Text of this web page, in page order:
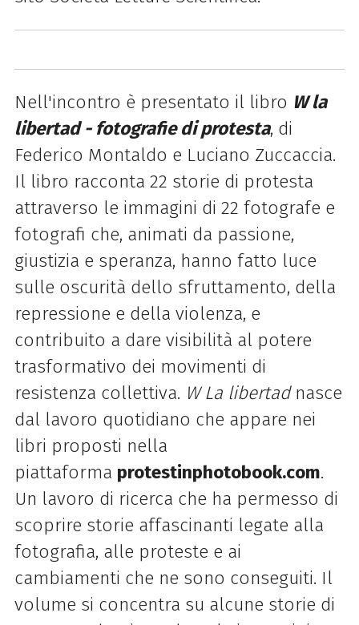
Nell'incontro è presentato il libro W la
libertad - fotografie di protesta, di
Federico Montaldo e Luciano Zuccaccia.
Il libro racconta 22 storie di protesta
attraverso le immagini di 22 fotografe e
fotografi che, animati da passione,
giustizia e speranza, hanno fatto luce
sulle oscurità dello sfruttamento, della
repressione e della violenza, e
contribuito a dare visibilità al potere
trasformativo dei movimenti di
resistenza collettiva. W La libertad nasce
dal lavoro quotidiano che appare nei
libri proposti nella
piattaforma protestinphotobook.com.
Un lavoro di ricerca che ha permesso di
scoprire storie affascinanti legate alla
fotografia, alle proteste e ai
cambiamenti che ne sono conseguiti. Il
volume si concentra su alcune storie di